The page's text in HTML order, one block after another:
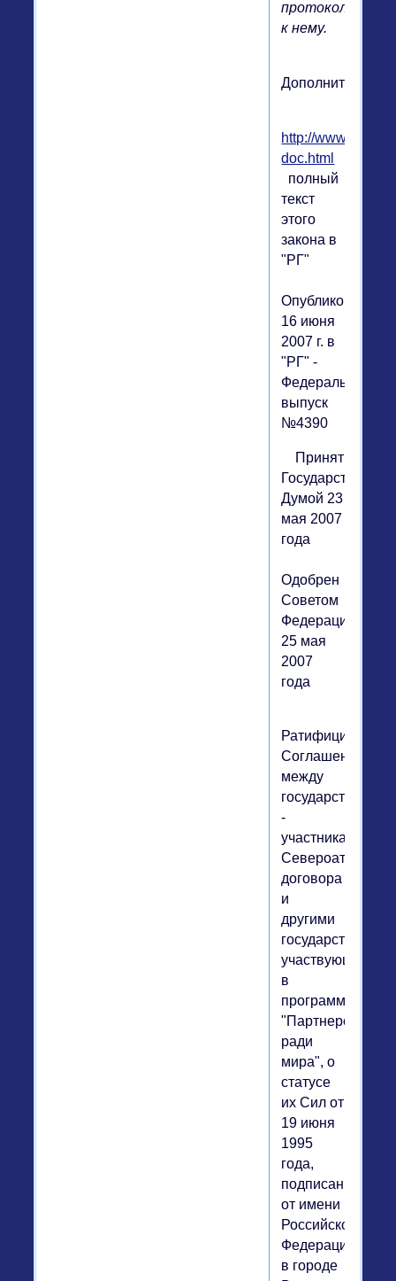
протокола
к нему.
Дополнительно:
http://www.rg.ru/
doc.html
полный
текст
этого
закона в
"РГ"
Опубликовано:
16 июня
2007 г. в
"РГ" -
Федеральный
выпуск
№4390
Принят
Государственной
Думой 23
мая 2007
года
Одобрен
Советом
Федерации
25 мая
2007
года
Ратифицировать
Соглашение
между
государствами
-
участниками
договора
и
другими
государствами,
участвующими
в
программе
"Партнерство
ради
мира", о
статусе
их Сил от
19 июня
1995
года,
подписанное
от имени
Российской
Федерации
в городе